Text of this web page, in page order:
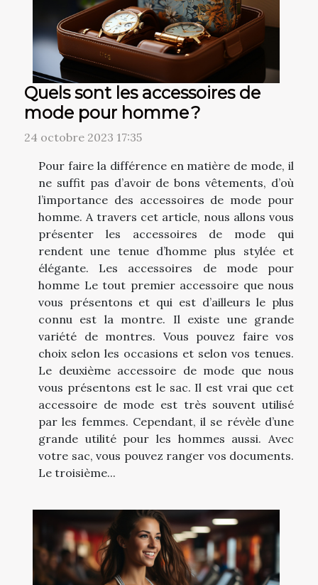
Quels sont les accessoires de
mode pour homme ?
24 octobre 2023 17:35
Pour faire la différence en matière de mode, il
ne suffit pas d’avoir de bons vêtements, d’où
l’importance des accessoires de mode pour
homme. A travers cet article, nous allons vous
présenter les accessoires de mode qui
rendent une tenue d’homme plus stylée et
élégante. Les accessoires de mode pour
homme Le tout premier accessoire que nous
vous présentons et qui est d’ailleurs le plus
connu est la montre. Il existe une grande
variété de montres. Vous pouvez faire vos
choix selon les occasions et selon vos tenues.
Le deuxième accessoire de mode que nous
vous présentons est le sac. Il est vrai que cet
accessoire de mode est très souvent utilisé
par les femmes. Cependant, il se révèle d’une
grande utilité pour les hommes aussi. Avec
votre sac, vous pouvez ranger vos documents.
Le troisième...